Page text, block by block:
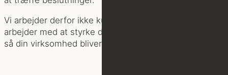
Vi arbejder derfor ikke kun med SEO og GEO. Vi
arbejder med at styrke den samlede digitale autoritet,
så din virksomhed bliver fundet, forstået og valgt.